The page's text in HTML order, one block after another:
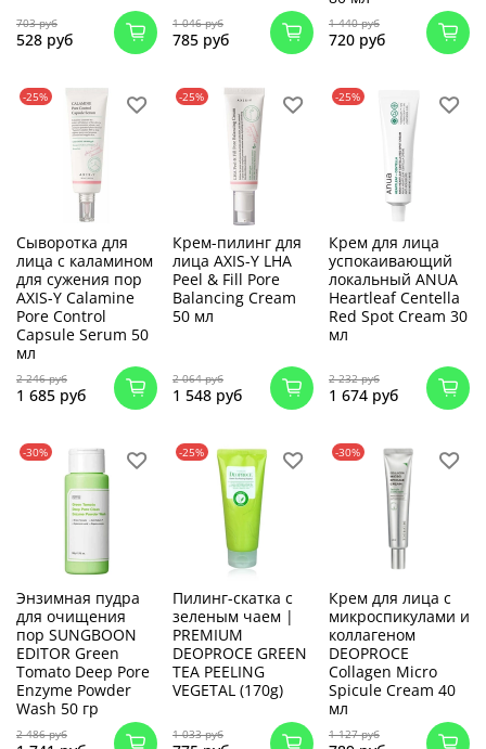
703 руб
528 руб
1 046 руб
785 руб
1 440 руб
720 руб
-25%
Сыворотка для
лица с каламином
для сужения пор
AXIS-Y Calamine
Pore Control
Capsule Serum 50
мл
2 246 руб
1 685 руб
-25%
Крем-пилинг для
лица AXIS-Y LHA
Peel & Fill Pore
Balancing Cream
50 мл
2 064 руб
1 548 руб
-25%
Крем для лица
успокаивающий
локальный ANUA
Heartleaf Centella
Red Spot Cream 30
мл
2 232 руб
1 674 руб
-30%
Энзимная пудра
для очищения
пор SUNGBOON
EDITOR Green
Tomato Deep Pore
Enzyme Powder
Wash 50 гр
2 486 руб
-25%
Пилинг-скатка с
зеленым чаем |
PREMIUM
DEOPROCE GREEN
TEA PEELING
VEGETAL (170g)
1 033 руб
-30%
Крем для лица с
микроспикулами и
коллагеном
DEOPROCE
Collagen Micro
Spicule Cream 40
мл
1 127 руб